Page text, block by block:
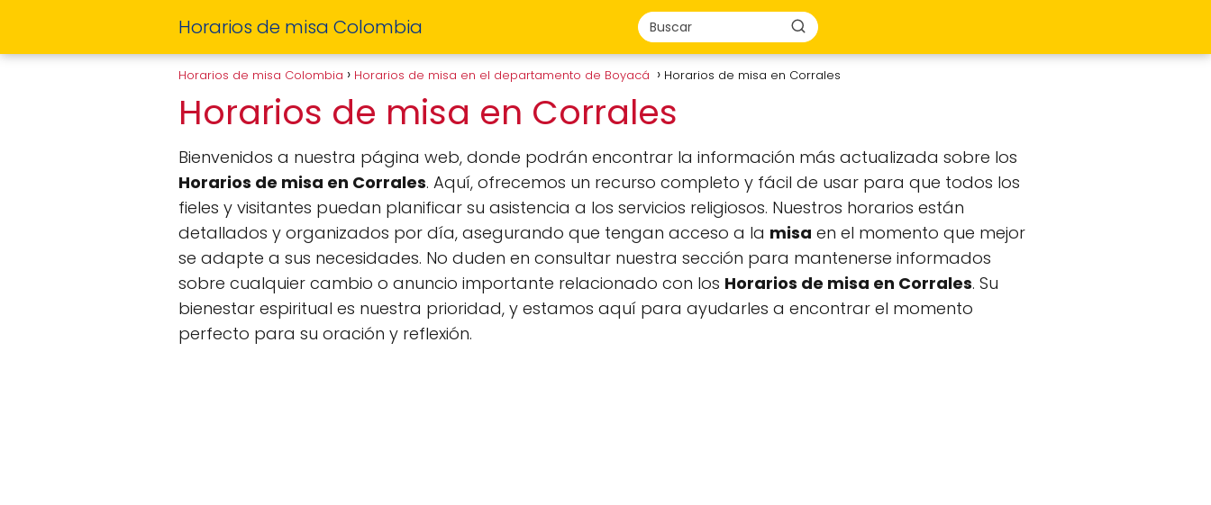
Horarios de misa Colombia
Horarios de misa Colombia Horarios de misa en el departamento de Boyacá Horarios de misa en Corrales
Horarios de misa en Corrales
Bienvenidos a nuestra página web, donde podrán encontrar la información más actualizada sobre los
Horarios de misa en Corrales. Aquí, ofrecemos un recurso completo y fácil de usar para que todos los
fieles y visitantes puedan planificar su asistencia a los servicios religiosos. Nuestros horarios están
detallados y organizados por día, asegurando que tengan acceso a la misa en el momento que mejor
se adapte a sus necesidades. No duden en consultar nuestra sección para mantenerse informados
sobre cualquier cambio o anuncio importante relacionado con los Horarios de misa en Corrales. Su
bienestar espiritual es nuestra prioridad, y estamos aquí para ayudarles a encontrar el momento
perfecto para su oración y reflexión.